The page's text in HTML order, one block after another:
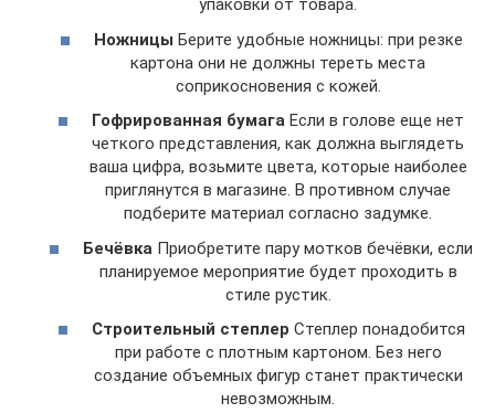
упаковки от товара.
Ножницы Берите удобные ножницы: при резке
картона они не должны тереть места
соприкосновения с кожей.
Гофрированная бумага Если в голове еще нет
четкого представления, как должна выглядеть
ваша цифра, возьмите цвета, которые наиболее
приглянутся в магазине. В противном случае
подберите материал согласно задумке.
Бечёвка Приобретите пару мотков бечёвки, если
планируемое мероприятие будет проходить в
стиле рустик.
Строительный степлер Степлер понадобится
при работе с плотным картоном. Без него
создание объемных фигур станет практически
невозможным.